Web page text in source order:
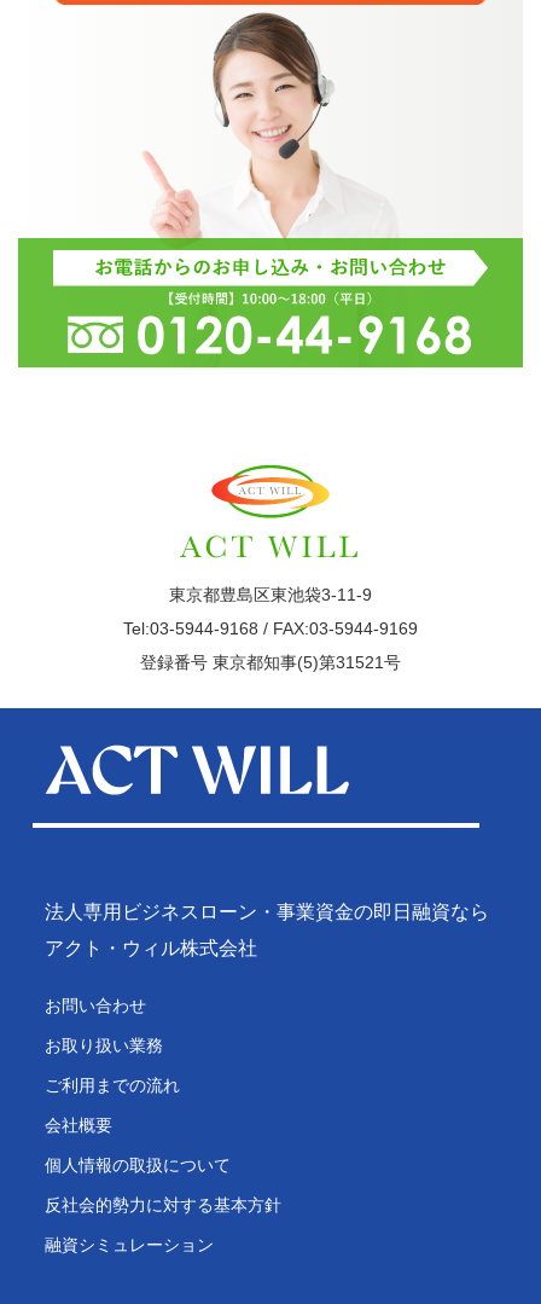
東京都豊島区東池袋3-11-9
Tel:03-5944-9168 / FAX:03-5944-9169
登録番号 東京都知事(5)第31521号
法人専用ビジネスローン・事業資金の即日融資なら
アクト・ウィル株式会社
お問い合わせ
お取り扱い業務
ご利用までの流れ
会社概要
個人情報の取扱について
反社会的勢力に対する基本方針
融資シミュレーション